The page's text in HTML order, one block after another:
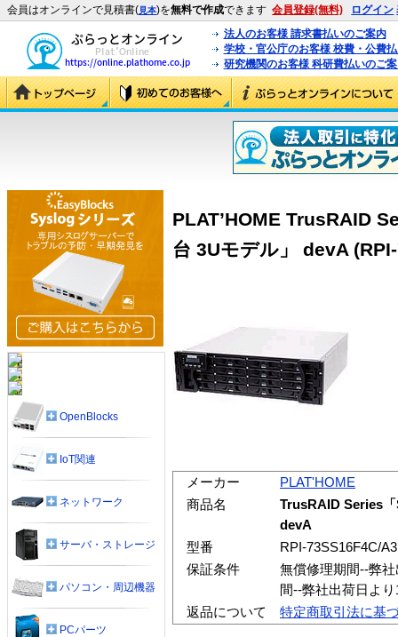
会員はオンラインで見積書(見本)を無料で作成できます 会員登録(無料) ログイン
法人のお客様 請求書払いのご案内
学校・官公庁のお客様 校費・公費
研究機関のお客様 科研費払いのご
PLAT’HOME TrusRAID
台 3Uモデル」 devA
メーカー
PLAT'HOME
商品名
TrusRAID Series
devA
型番
RPI-73SS16F4C/
保証条件
無償修理期間--弊
間--弊社出荷日よ
返品について
特定商取引法に基
OpenBlocks
IoT関連
ネットワーク
サーバ・ストレージ
パソコン・周辺機器
PCパーツ